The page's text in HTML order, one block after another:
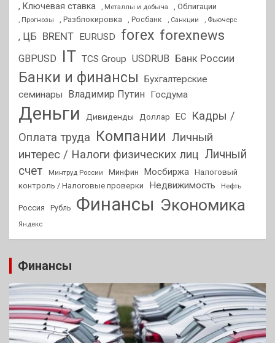
, Ключевая ставка
, Металлы и добыча , Облигации
, Прогнозы , Разблокировка , Росбанк , Санкции , Фьючерс
, ЦБ BRENT EURUSD forex forexnews
GBPUSD IT TCS Group USDRUB Банк России
Банки и финансы
Бухгалтерские
семинары
Владимир Путин Госдума
Деньги Дивиденды Доллар ЕС
Кадры /
Оплата труда Компании Личный
интерес / Налоги физических лиц Личный
счет
Минтруд России Минфин Мосбиржа Налоговый
контроль / Налоговые проверки
Недвижимость Нефть
Россия Рубль Финансы Экономика
Яндекс
Финансы